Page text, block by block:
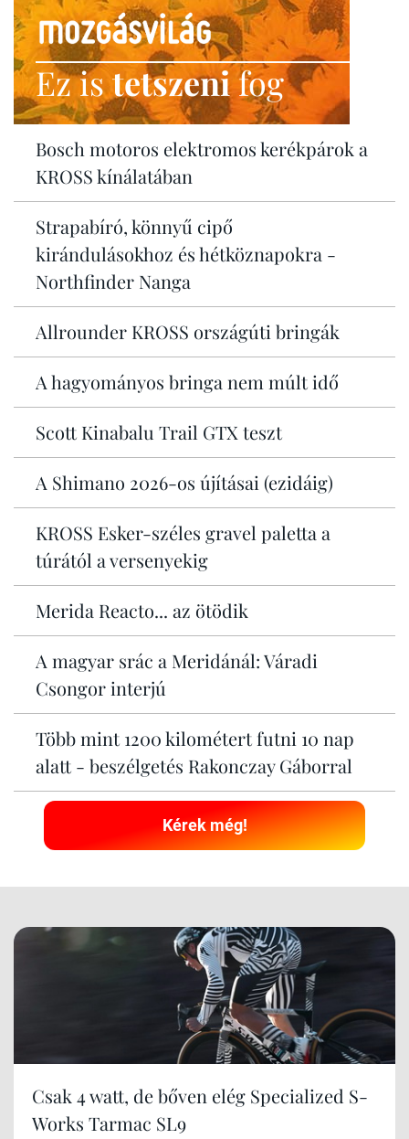
Ez istetszenifog
Bosch motoros elektromos kerékpárok a
KROSS kínálatában
Strapabíró, könnyű cipő
kirándulásokhoz és hétköznapokra -
Northfinder Nanga
Allrounder KROSS országúti bringák
A hagyományos bringa nem múlt idő
Scott Kinabalu Trail GTX teszt
A Shimano 2026-os újításai (ezidáig)
KROSS Esker-széles gravel paletta a
túrától a versenyekig
Merida Reacto... az ötödik
A magyar srác a Meridánál: Váradi
Csongor interjú
Több mint 1200 kilométert futni 10 nap
alatt - beszélgetés Rakonczay Gáborral
Kérek még!
Csak 4 watt, de bőven elég Specialized S-
Works Tarmac SL9